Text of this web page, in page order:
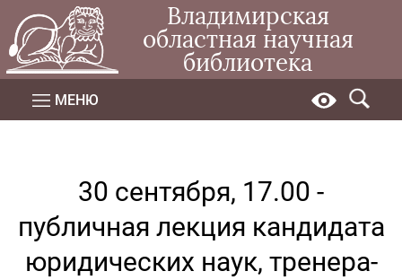
Владимирская
областная научная
библиотека
МЕНЮ
30 сентября, 17.00 -
публичная лекция кандидата
юридических наук, тренера-